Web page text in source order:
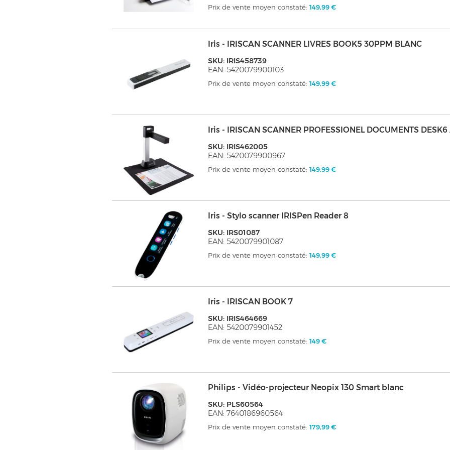
Prix de vente moyen constaté:149,99 €
Iris - IRISCAN SCANNER LIVRES BOOK5 30PPM BLANC
SKU: IRIS458739
EAN: 5420079900103
Prix de vente moyen constaté:149,99 €
Iris - IRISCAN SCANNER PROFESSIONEL DOCUMENTS DESK6
SKU: IRIS462005
EAN: 5420079900967
Prix de vente moyen constaté:149,99 €
Iris - Stylo scanner IRISPen Reader 8
SKU: IRS01087
EAN: 5420079901087
Prix de vente moyen constaté:149,99 €
Iris - IRISCAN BOOK 7
SKU: IRIS464669
EAN: 5420079901452
Prix de vente moyen constaté:149 €
Philips - Vidéo-projecteur Neopix 130 Smart blanc
SKU: PLS60564
EAN: 7640186960564
Prix de vente moyen constaté:179,99 €